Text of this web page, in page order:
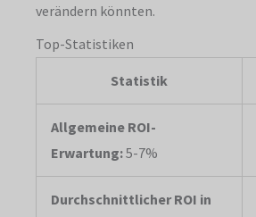
verändern könnten.
Top-Statistiken
Statistik
Allgemeine ROI-
Erwartung:5-7%
Durchschnittlicher ROI in